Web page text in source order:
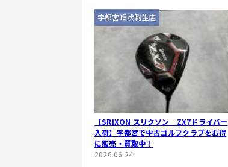
宇都宮環状駒生店
【SRIXON スリクソン ZX7ドライバー
入荷】宇都宮で中古ゴルフクラブをお得
に販売・買取中！
2026.06.24